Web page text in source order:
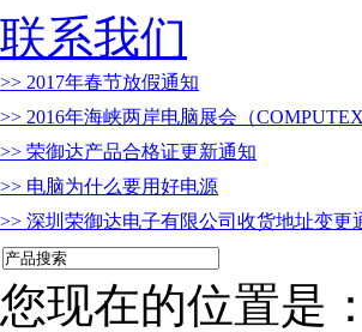
联系我们
>> 2017年春节放假通知
>> 2016年海峡两岸电脑展会（COMPUTEX
>> 荣御达产品合格证更新通知
>> 电脑为什么要用好电源
>> 深圳荣御达电子有限公司收货地址变更
您现在的位置是：